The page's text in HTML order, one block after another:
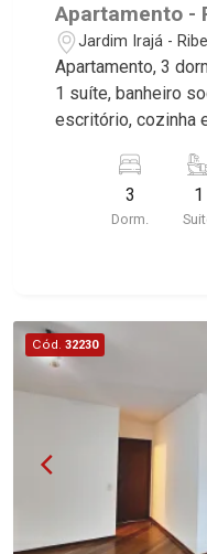
Apartamento -
Jardim Irajá -
Apartamento, 3
1 suíte, banheiro
escritório, cozinha
vaga coberta,
Leais Paulista.
3
Dorm.
1
Cód. 32230